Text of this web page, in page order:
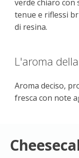
verde chiaro con
tenue e riflessi
di resina.
L'aroma della
Aroma deciso,
fresca con note